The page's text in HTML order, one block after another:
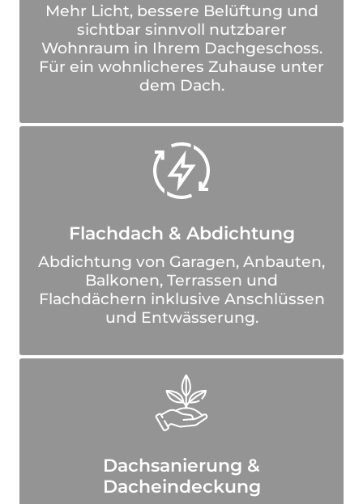
Mehr Licht, bessere Belüftung und
sichtbar sinnvoll nutzbarer
Wohnraum in Ihrem Dachgeschoss.
Für ein wohnlicheres Zuhause unter
dem Dach.
Flachdach & Abdichtung
Abdichtung von Garagen, Anbauten,
Balkonen, Terrassen und
Flachdächern inklusive Anschlüssen
und Entwässerung.
Dachsanierung &
Dacheindeckung